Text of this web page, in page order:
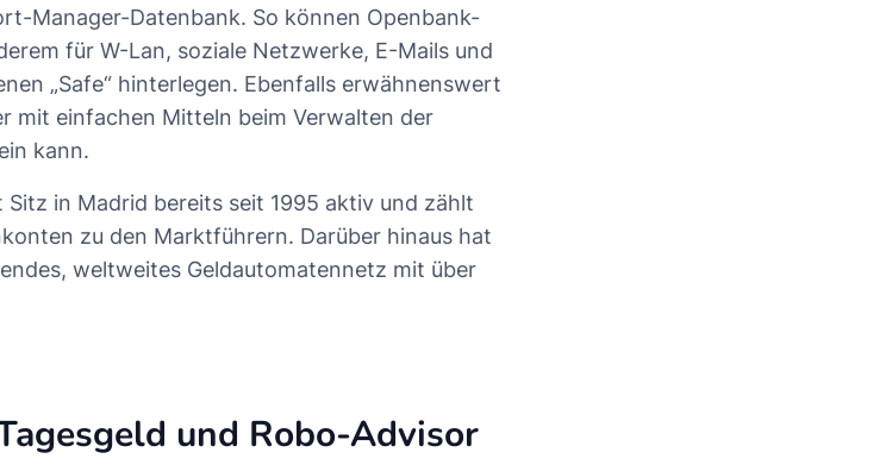
Manager-Datenbank. So können Openbank-
für W-Lan, soziale Netzwerke, E-Mails und
„Safe“ hinterlegen. Ebenfalls erwähnenswert
mit einfachen Mitteln beim Verwalten der
kann.
in Madrid bereits seit 1995 aktiv und zählt
zu den Marktführern. Darüber hinaus hat
weltweites Geldautomatennetz mit über
und Robo-Advisor